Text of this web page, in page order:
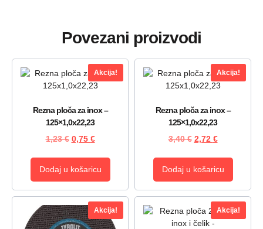
Povezani proizvodi
Akcija!
Rezna ploča za inox –
125×1,0x22,23
1,23€ 0,75 €
Dodaj u košaricu
Akcija!
Rezna ploča za inox –
125×1,0x22,23
3,40€ 2,72 €
Dodaj u košaricu
Akcija! Akcija!